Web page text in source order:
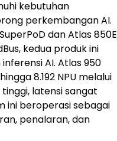
kebutuhan
perkembangan AI.
dan Atlas 850E
kedua produk ini
AI. Atlas 950
8.192 NPU melalui
latensi sangat
ini beroperasi sebagai
penalaran, dan